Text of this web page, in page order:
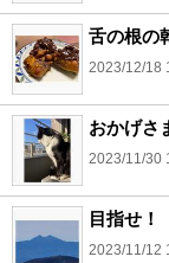
舌の根の
2023/12/18
おかげさ
2023/11/30
目指せ
2023/11/12